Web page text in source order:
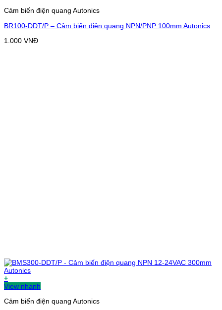
Cảm biến điện quang Autonics
BR100-DDT/P – Cảm biến điện quang NPN/PNP 100mm Autonics
1.000 VNĐ
+
View nhanh
Cảm biến điện quang Autonics